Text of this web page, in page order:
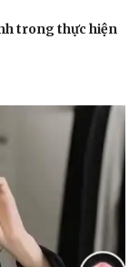
trong thực hiện